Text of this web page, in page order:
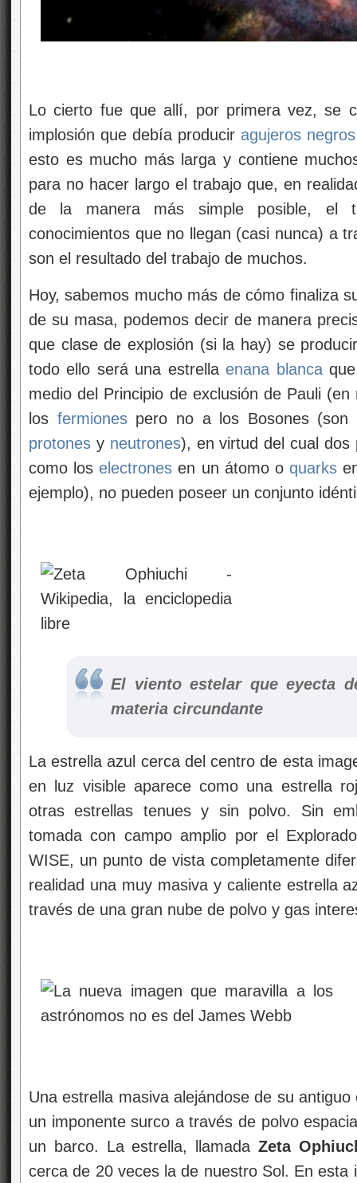
Lo cierto fue que allí, por primera vez, se
implosión que debía producir agujeros negros
esto es mucho más larga y contiene
para no hacer largo el trabajo que, en
de la manera más simple posible, el
conocimientos que no llegan (casi nunca) a
son el resultado del trabajo de muchos.
Hoy, sabemos mucho más de cómo finaliza
de su masa, podemos decir de manera
que clase de explosión (si la hay) se
todo ello será una estrellaenana blancaque
medio del Principio de exclusión de Pauli
los fermionespero no a los Bosones (son
protones y neutrones), en virtud del cual dos
como loselectrones en un átomo oquarks
ejemplo), no pueden poseer un conjunto
El viento estelar que eyecta
materia circundante
La estrella azul cerca del centro de esta
en luz visible aparece como una estrella
otras estrellas tenues y sin polvo. Sin
tomada con campo amplio por el
WISE, un punto de vista completamente
realidad una muy masiva y caliente estrella
través de una gran nube de polvo y gas
Una estrella masiva alejándose de su
un imponente surco a través de polvo
un barco. La estrella, llamada Zeta
cerca de 20 veces la de nuestro Sol. En